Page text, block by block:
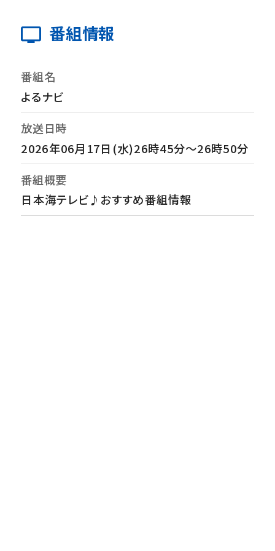
番組情報
番組名
よるナビ
放送日時
2026年06月17日(水)26時45分～26時50分
番組概要
日本海テレビ♪おすすめ番組情報